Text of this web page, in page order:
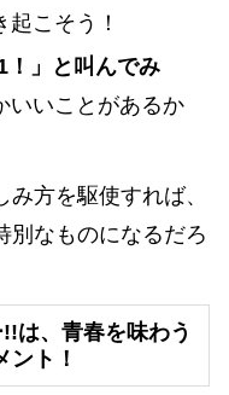
こそう！
！」と叫んでみ
いことがあるか
方を駆使すれば、
別なものになるだろ
は、青春を味わう
ント！